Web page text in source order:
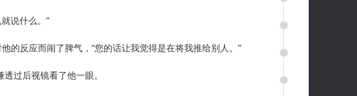
说什么。”
反应而闹了脾气，“您的话让我觉得是在将我推给别人。”
过后视镜看了他一眼。